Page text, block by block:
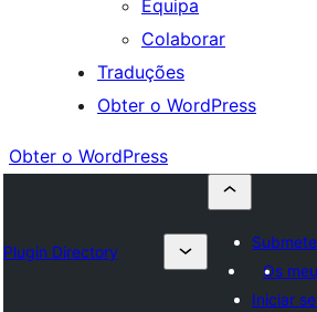
Equipa
Colaborar
Traduções
Obter o WordPress
Obter o WordPress
Plugin Directory
Os
Iniciar